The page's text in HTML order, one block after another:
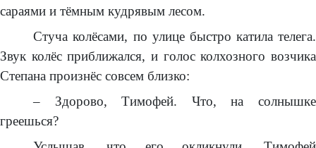
сараями и тёмным кудрявым лесом.
Стуча колёсами, по улице быстро катила телега.
Звук колёс приближался, и голос колхозного возчика
Степана произнёс совсем близко:
– Здорово, Тимофей. Что, на солнышке
греешься?